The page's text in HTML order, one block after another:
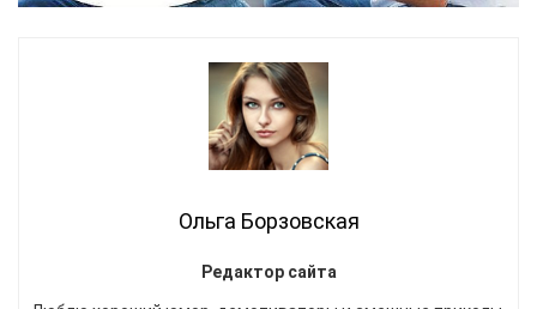
Ольга Борзовская
Редактор сайта